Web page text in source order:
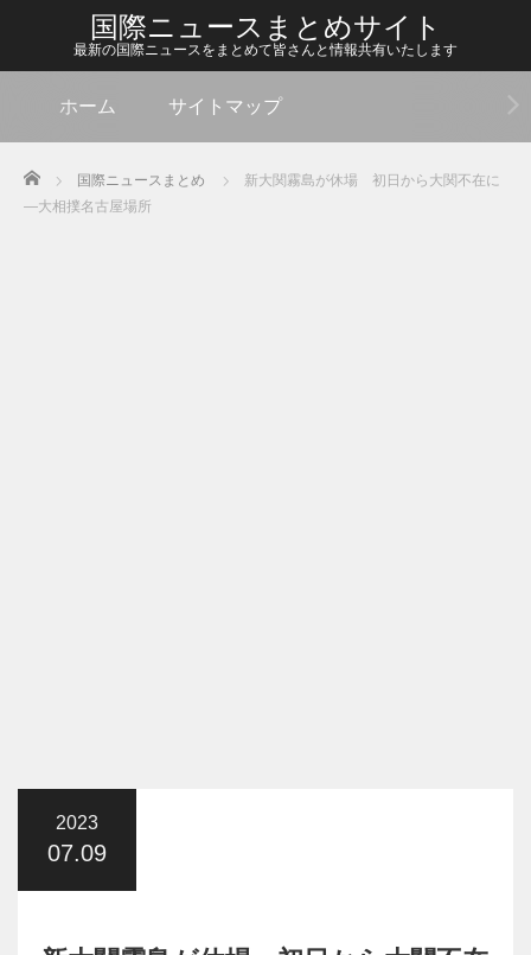
国際ニュースまとめサイト
最新の国際ニュースをまとめて皆さんと情報共有いたします
ホーム サイトマップ
Home 国際ニュースまとめ
新大関霧島が休場 初日から大関不在に
―大相撲名古屋場所
2023
07.09